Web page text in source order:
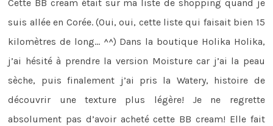
Cette BB cream était sur ma liste de shopping quand je
suis allée en Corée. (Oui, oui, cette liste qui faisait bien 15
kilomètres de long… ^^) Dans la boutique Holika Holika,
j’ai hésité à prendre la version Moisture car j’ai la peau
sèche, puis finalement j’ai pris la Watery, histoire de
découvrir une texture plus légère! Je ne regrette
absolument pas d’avoir acheté cette BB cream! Elle fait